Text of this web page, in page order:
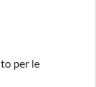
per le